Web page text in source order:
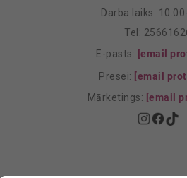
Darba laiks:
Tel:
E-pasts: [email
Presei: [email
Mārketings: [email